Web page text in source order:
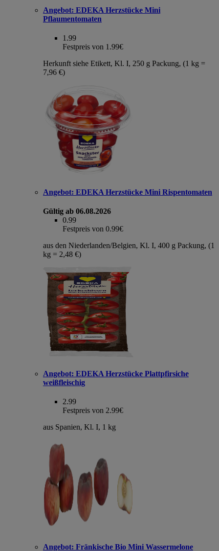
Angebot: EDEKA Herzstücke Mini
Pflaumentomaten
1.99
Festpreis von 1.99€
Herkunft siehe Etikett, Kl. I, 250 g Packung, (1 kg =
7,96 €)
Angebot: EDEKA Herzstücke Mini Rispentomaten
Gültig ab 06.08.2026
0.99
Festpreis von 0.99€
aus den Niederlanden/Belgien, Kl. I, 400 g Packung, (1
kg = 2,48 €)
Angebot: EDEKA Herzstücke Plattpfirsiche
weißfleischig
2.99
Festpreis von 2.99€
aus Spanien, Kl. I, 1 kg
Angebot: Fränkische Bio Mini Wassermelone